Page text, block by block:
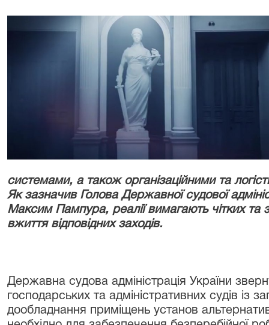
системами, а також організаційними та
Як зазначив Голова Державної судової
Максим Пампура, реалії вимагають чітких та
вжиття відповідних заходів.
Державна судова адміністрація України
господарських та адміністративних судів
дообладнання приміщень установ